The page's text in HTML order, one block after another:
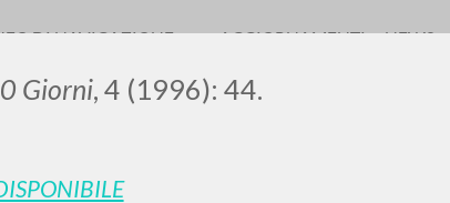
Giorni, 4 (1996): 44.
DI NAVIGAZIONE AGGIORNAMENTIENEWS